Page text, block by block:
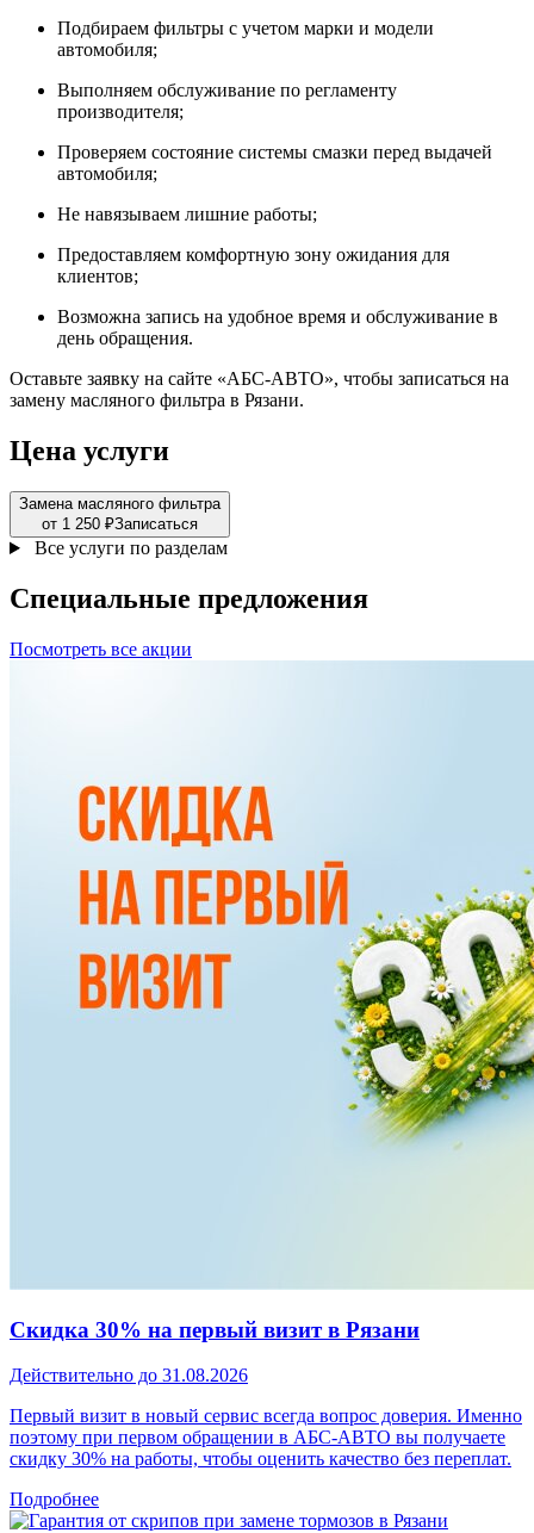
Подбираем фильтры с учетом марки и модели
автомобиля;
Выполняем обслуживание по регламенту
производителя;
Проверяем состояние системы смазки перед выдачей
автомобиля;
Не навязываем лишние работы;
Предоставляем комфортную зону ожидания для
клиентов;
Возможна запись на удобное время и обслуживание в
день обращения.
Оставьте заявку на сайте «АБС-АВТО», чтобы записаться на
замену масляного фильтра в Рязани.
Цена услуги
Замена масляного фильтра
от 1 250 ₽Записаться
Все услуги по разделам
Специальные предложения
Посмотреть все акции
Скидка 30% на первый визит в Рязани
Действительно до 31.08.2026
Первый визит в новый сервис всегда вопрос доверия. Именно
поэтому при первом обращении в АБС-АВТО вы получаете
скидку 30% на работы, чтобы оценить качество без переплат.
Подробнее